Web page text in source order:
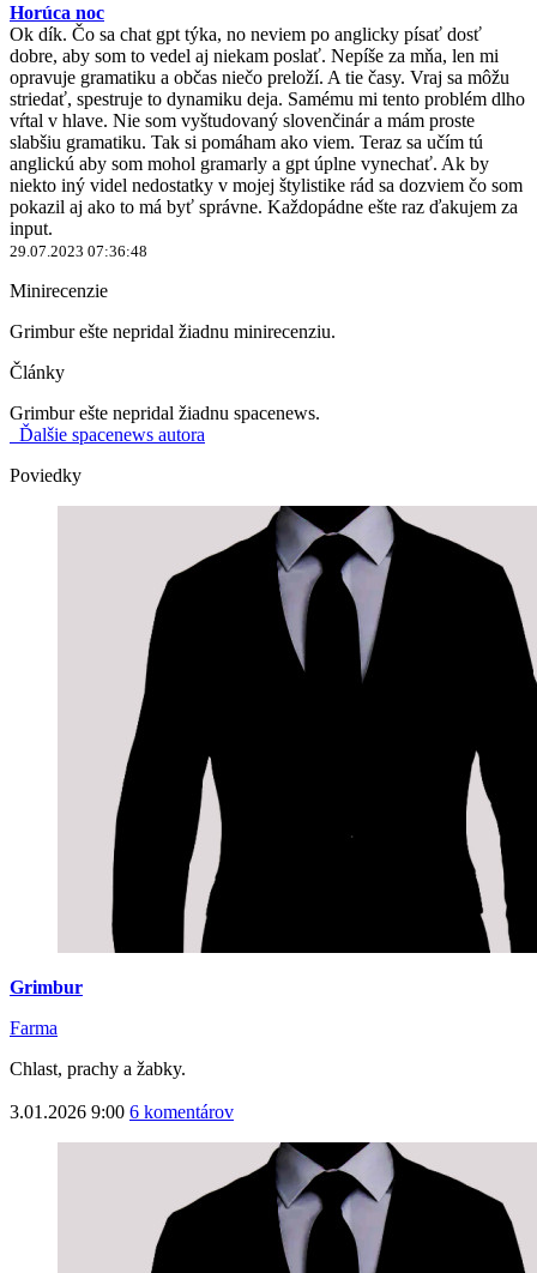
Horúca noc
Ok dík. Čo sa chat gpt týka, no neviem po anglicky písať dosť
dobre, aby som to vedel aj niekam poslať. Nepíše za mňa, len mi
opravuje gramatiku a občas niečo preloží. A tie časy. Vraj sa môžu
striedať, spestruje to dynamiku deja. Samému mi tento problém dlho
vŕtal v hlave. Nie som vyštudovaný slovenčinár a mám proste
slabšiu gramatiku. Tak si pomáham ako viem. Teraz sa učím tú
anglickú aby som mohol gramarly a gpt úplne vynechať. Ak by
niekto iný videl nedostatky v mojej štylistike rád sa dozviem čo som
pokazil aj ako to má byť správne. Každopádne ešte raz ďakujem za
input.
29.07.2023 07:36:48
Minirecenzie
Grimbur ešte nepridal žiadnu minirecenziu.
Články
Grimbur ešte nepridal žiadnu spacenews.
Ďalšie spacenews autora
Poviedky
Grimbur
Farma
Chlast, prachy a žabky.
3.01.2026 9:00 6 komentárov